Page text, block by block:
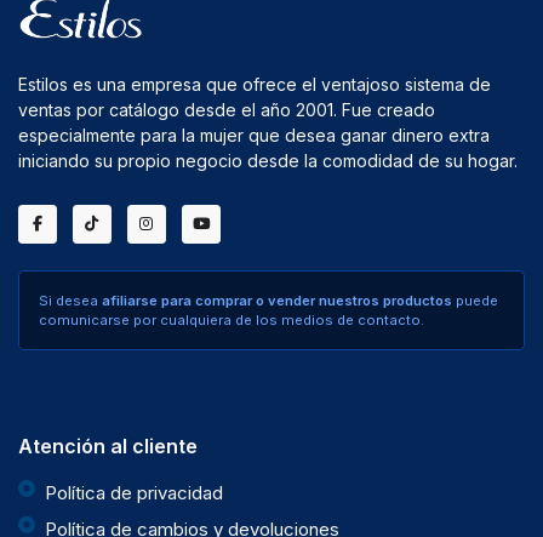
Estilos es una empresa que ofrece el ventajoso sistema de
ventas por catálogo desde el año 2001. Fue creado
especialmente para la mujer que desea ganar dinero extra
iniciando su propio negocio desde la comodidad de su hogar.
Si desea afiliarse para comprar o vender nuestros productos puede
comunicarse por cualquiera de los medios de contacto.
Atención al cliente
Política de privacidad
Política de cambios y devoluciones